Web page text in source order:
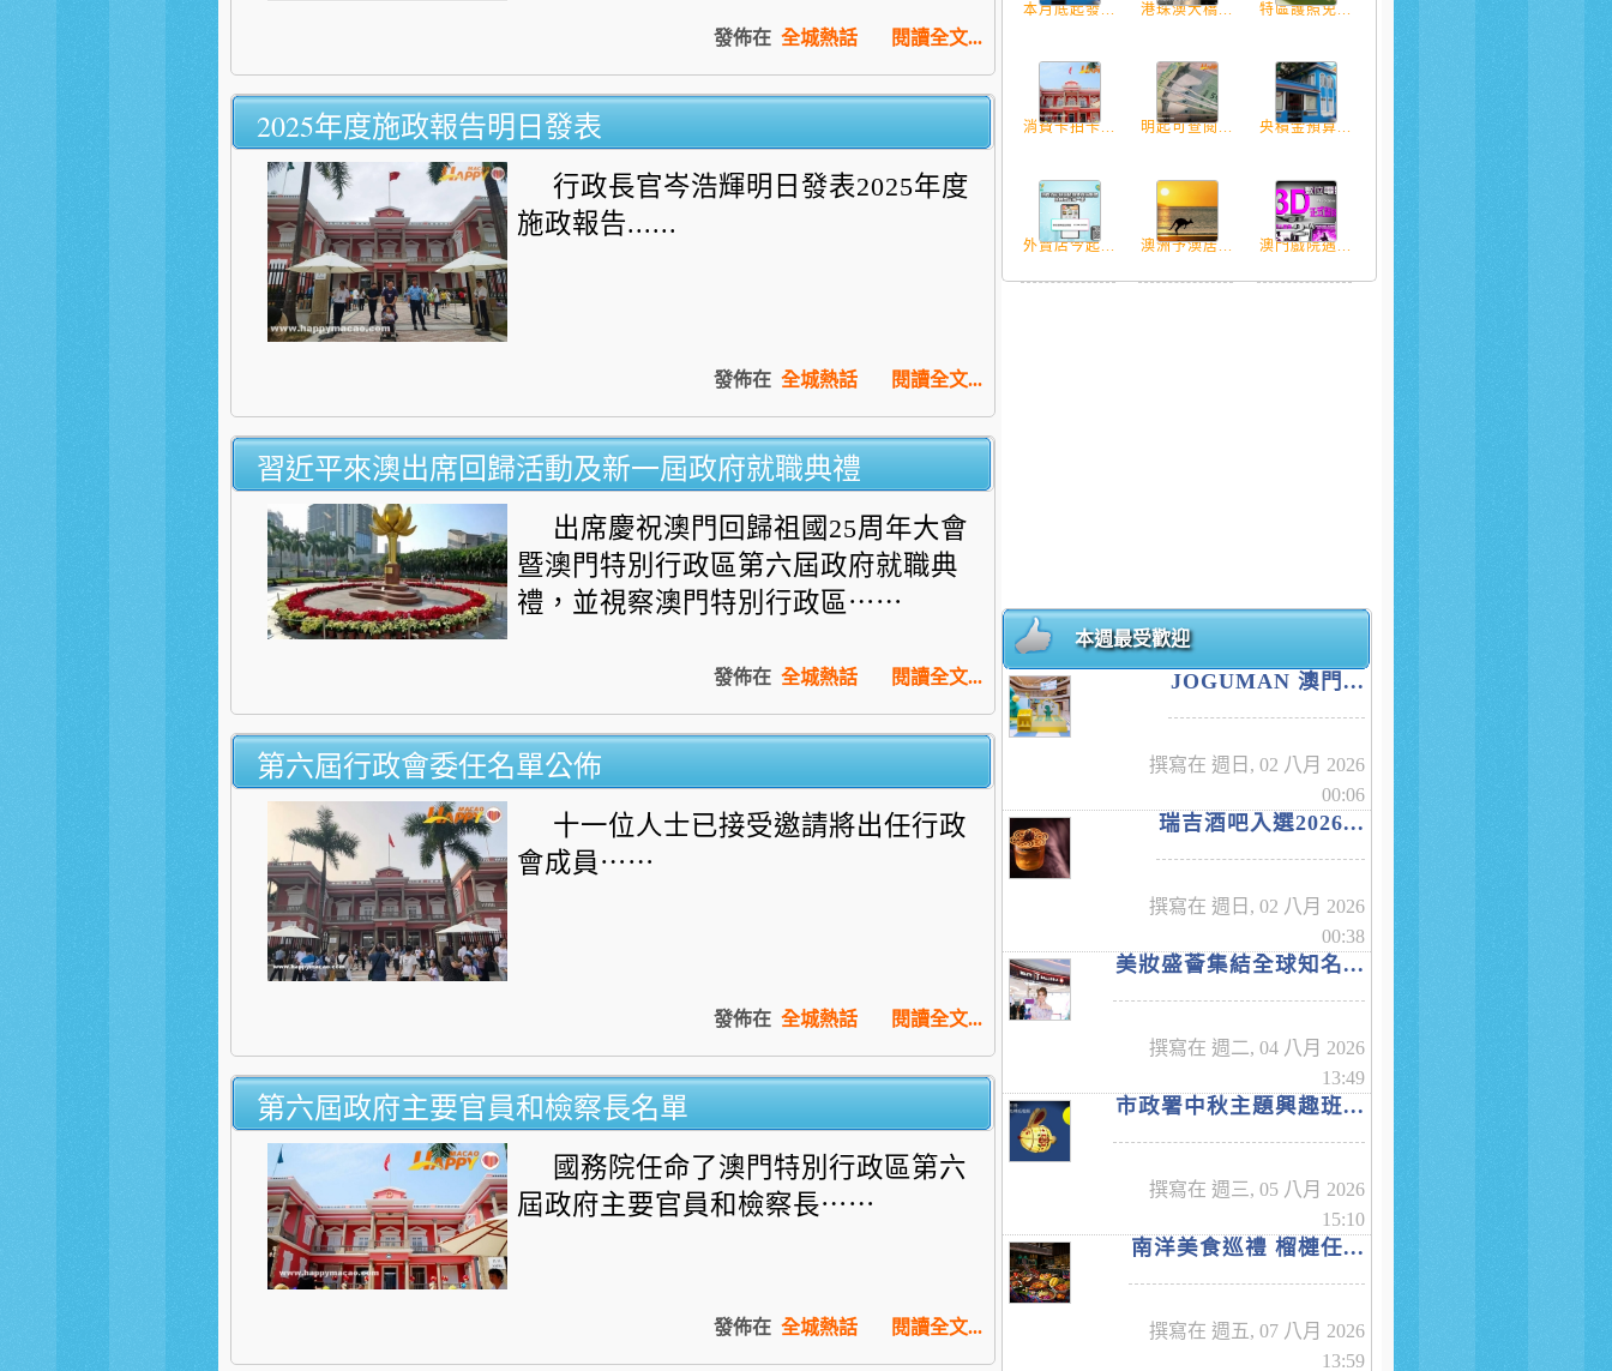
閱讀全文...
發佈在 全城熱話
2025年度施政報告明日發表
行政長官岑浩輝明日發表2025年度
施政報告......
閱讀全文...
發佈在 全城熱話
習近平來澳出席回歸活動及新一屆政府就職典禮
出席慶祝澳門回歸祖國25周年大會
暨澳門特別行政區第六屆政府就職典
禮，並視察澳門特別行政區⋯⋯
閱讀全文...
發佈在 全城熱話
第六屆行政會委任名單公佈
十一位人士已接受邀請將出任行政
會成員⋯⋯
閱讀全文...
發佈在 全城熱話
第六屆政府主要官員和檢察長名單
國務院任命了澳門特別行政區第六
屆政府主要官員和檢察長⋯⋯
閱讀全文...
發佈在 全城熱話
本月底起發... 港珠澳大橋... 特區護照免...
消費卡拍卡... 明起可查閱... 央積金預算...
外賣店今起... 澳洲予澳居... 澳門戲院邁...
本週最受歡迎
JOGUMAN 澳門...
撰寫在 週日, 02 八月 2026
00:06
瑞吉酒吧入選2026...
撰寫在 週日, 02 八月 2026
00:38
美妝盛薈集結全球知名...
撰寫在 週二, 04 八月 2026
13:49
市政署中秋主題興趣班...
撰寫在 週三, 05 八月 2026
15:10
南洋美食巡禮 榴槤任...
撰寫在 週五, 07 八月 2026
13:59